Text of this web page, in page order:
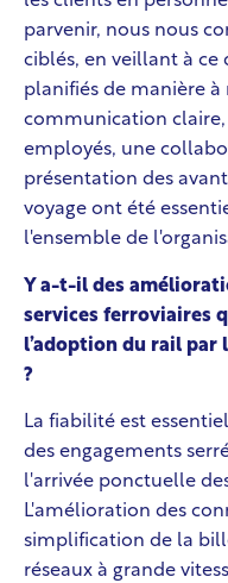
parvenir, nous nous
ciblés, en veillant à ce
planifiés de manière
communication
employés, une
présentation des
voyage ont été
l'ensemble de
Y a-t-il des
services ferroviaires
l’adoption du rail par
?
La fiabilité est
des engagements
l'arrivée ponctuelle
L'amélioration des
simplification de la
réseaux à grande